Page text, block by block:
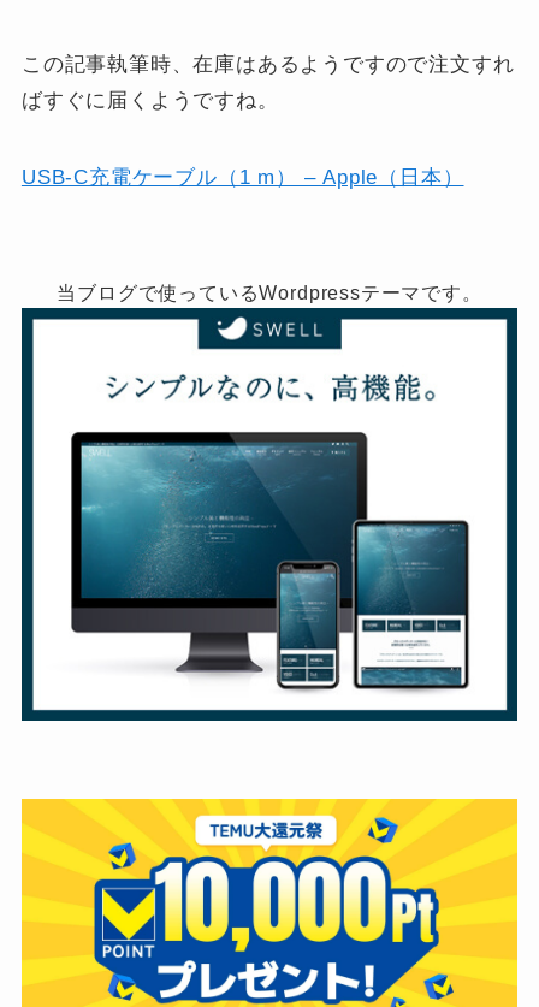
この記事執筆時、在庫はあるようですので注文すれ
ばすぐに届くようですね。
USB-C充電ケーブル（1 m） – Apple（日本）
当ブログで使っているWordpressテーマです。